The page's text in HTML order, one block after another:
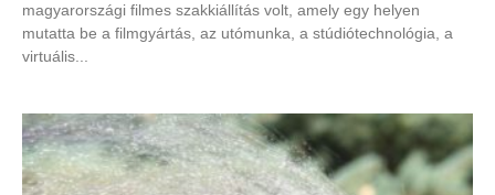
magyarországi filmes szakkiállítás volt, amely egy helyen
mutatta be a filmgyártás, az utómunka, a stúdiótechnológia, a
virtuális...